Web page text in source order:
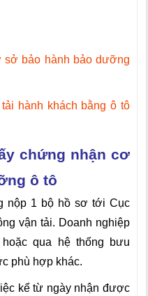
sở bảo hành bảo dưỡng
hành khách bằng ô tô
chứng nhận cơ
ô tô
nộp 1 bộ hồ sơ tới Cục
vận tải. Doanh nghiệp
qua hệ thống bưu
phù hợp khác.
kể từ ngày nhận được